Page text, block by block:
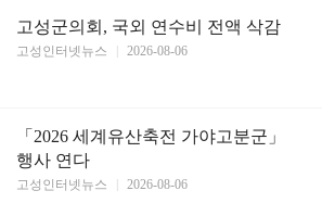
고성군의회, 국외 연수비 전액 삭감
고성인터넷뉴스 2026-08-06
「2026 세계유산축전 가야고분군」
행사 연다
고성인터넷뉴스 2026-08-06